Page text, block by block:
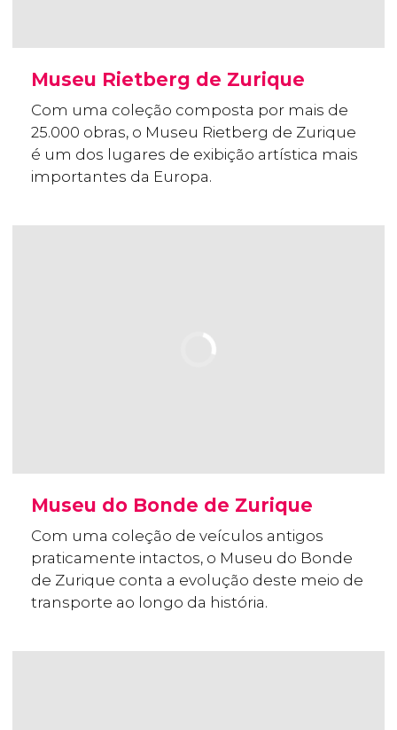
Museu Rietberg de Zurique
Com uma coleção composta por mais de
25.000 obras, o Museu Rietberg de Zurique
é um dos lugares de exibição artística mais
importantes da Europa.
Museu do Bonde de Zurique
Com uma coleção de veículos antigos
praticamente intactos, o Museu do Bonde
de Zurique conta a evolução deste meio de
transporte ao longo da história.